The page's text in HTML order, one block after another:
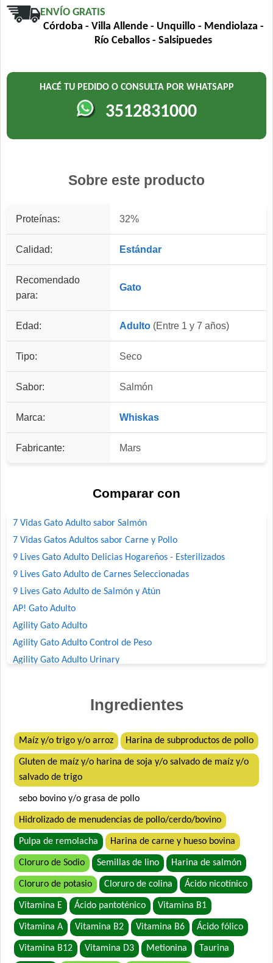
ENVÍO GRATIS
Córdoba - Villa Allende - Unquillo - Mendiolaza -
Río Ceballos - Salsipuedes
HACÉ TU PEDIDO O CONSULTA POR WHATSAPP
3512831000
Sobre este producto
Proteínas: 32%
Calidad: Estándar
Recomendado
para:
Gato
Edad: Adulto (Entre 1 y 7 años)
Tipo: Seco
Sabor: Salmón
Marca: Whiskas
Fabricante: Mars
Comparar con
7 Vidas Gato Adulto sabor Salmón
7 Vidas Gatos Adultos sabor Carne y Pollo
9 Lives Gato Adulto Delicias Hogareños - Esterilizados
9 Lives Gato Adulto de Carnes Seleccionadas
9 Lives Gato Adulto de Salmón y Atún
AP! Gato Adulto
Agility Gato Adulto
Agility Gato Adulto Control de Peso
Agility Gato Adulto Urinary
Bonelo Gato Adulto
Bonelo Gato Adulto
Brio Gato Adulto
Capitán Gato Adulto
Cari Amici Gato Adulto Sabor Carne, Pollo y Atún
Cari Amici Gato Adulto Sabor Pescados
Cat Chow Gato Adulto Sabor Carne y Pollo
Cat Chow Gato Adulto sabor Pescado y Pollo
Cat Chow Gato Esterilizado sabor Pescado con Defense Plus
Cat Selection Etiqueta Negra Urinay
Cat Selection Premium Gato Adulto
Catlike Adultos
Catpro Adultos Ph Control
Ingredientes
Maíz y/o trigo y/o arroz Harina de subproductos de pollo
Gluten de maíz y/o harina de soja y/o salvado de maíz y/o
salvado de trigo
sebo bovino y/o grasa de pollo
Hidrolizado de menudencias de pollo/cerdo/bovino
Pulpa de remolacha Harina de carne y hueso bovina
Cloruro de Sodio Semillas de lino Harina de salmón
Cloruro de potasio Cloruro de colina Ácido nicotínico
Vitamina E Ácido pantoténico Vitamina B1
Vitamina A Vitamina B2 Vitamina B6 Ácido fólico
Vitamina B12 Vitamina D3 Metionina Taurina